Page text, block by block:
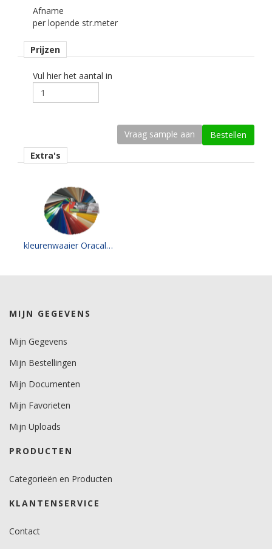
gebogen.
50 mu.
Kleefkracht (N/25mm)
Maximale krimp (mm)
0,1.
Minimale aanbrengstemperatuur (°C)
Temperatuurbereik (°C)
-50 tot +110.
Ja.
Afname
per lopende str.meter
Prijzen
Vul hier het aantal in
Extra's
kleurenwaaier Oracal 951 serie
MIJN GEGEVENS
Mijn Gegevens
Mijn Bestellingen
Mijn Documenten
Mijn Favorieten
Mijn Uploads
PRODUCTEN
Categorieën en Producten
KLANTENSERVICE
Contact